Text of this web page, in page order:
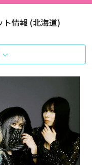
ト情報 (北海道)